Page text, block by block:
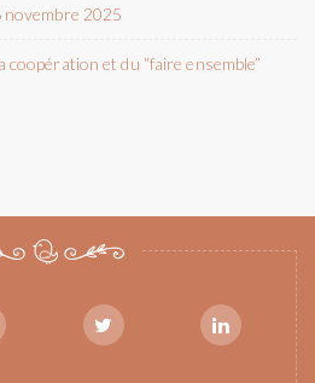
2025
coopération et du “faire ensemble”